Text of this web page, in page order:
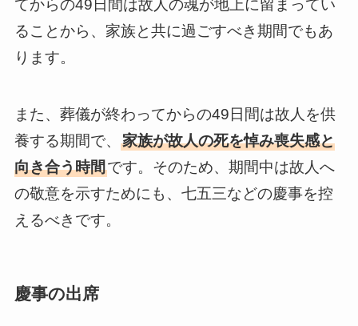
てからの49日間は故人の魂が地上に留まってい
ることから、家族と共に過ごすべき期間でもあ
ります。
また、葬儀が終わってからの49日間は故人を供
養する期間で、 家族が故人の死を悼み喪失感と
向き合う時間です。そのため、期間中は故人へ
の敬意を示すためにも、七五三などの慶事を控
えるべきです。
慶事の出席